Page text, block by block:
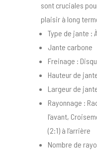
sont cruciales
plaisir à long
Type de jante :
Jante carbone
Freinage :
Hauteur de
Largeur de
Rayonnage :
l’avant,
(2:1) à l’arrière
Nombre de